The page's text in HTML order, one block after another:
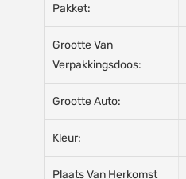
Pakket:
Grootte Van
Verpakkingsdoos:
Grootte Auto:
Kleur:
Plaats Van Herkomst